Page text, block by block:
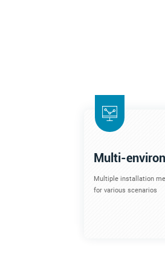
Multi-
Multiple installation
for various scenarios